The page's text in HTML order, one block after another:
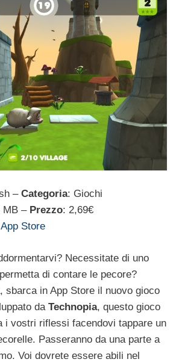
– Categoria: Giochi
MB – Prezzo: 2,69€
Store
Necessitate di uno
di contare le pecore?
sbarca in App Store il nuovo gioco
da Technopia, questo gioco
i vostri riflessi facendovi tappare un
Passeranno da una parte a
Voi dovrete essere abili nel